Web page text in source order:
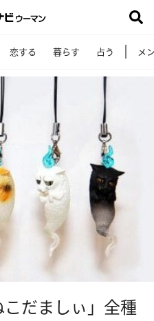
恋する 暮らす 占う メ
だましぃ」全種